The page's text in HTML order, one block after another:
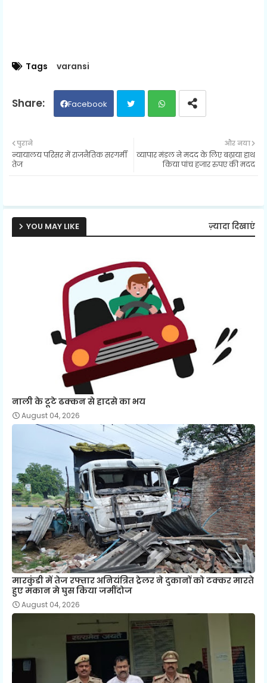
Tags varansi
Facebook
ter ats
p
और नया
व्यापार मंडल ने मदद के लिए बढ़ाया हाथ
किया पांच हजार रुपए की मदद
पुराने
न्यायालय परिसर में राजनैतिक सरगर्मी
तेज
YOU MAY LIKE ज़्यादा दिखाएं
नाली के टूटे ढक्कन से हादसे का भय
August 04, 2026
मारकुंडी में तेज रफ्तार अनियंत्रित ट्रेलर ने दुकानों को टक्कर मारते
हुए मकान मे घुस किया जमींदोज
August 04, 2026